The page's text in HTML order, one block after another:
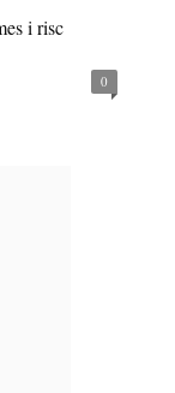
i risc
0